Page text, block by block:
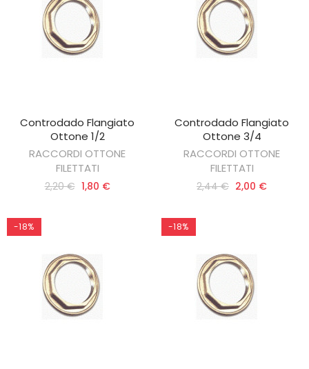
AGGIUNGI AL CARRELLO
Controdado Flangiato
Ottone 1/2
RACCORDI OTTONE
FILETTATI
2,20 € 1,80 €
AGGIUNGI AL CARRELLO
Controdado Flangiato
Ottone 3/4
RACCORDI OTTONE
FILETTATI
2,44 € 2,00 €
-18% -18%